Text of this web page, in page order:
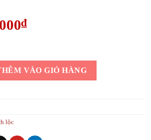
₫
buồm xuôi gió dát vàng đỏ số lượng
VÀO GIỎ HÀNG
lộc